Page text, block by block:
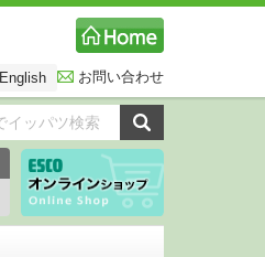
English お問い合わせ